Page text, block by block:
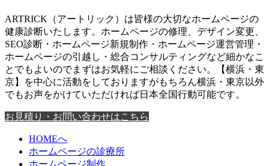
ARTRICK（アートリック）は皆様の大切なホームページの
健康診断いたします。ホームページの修理、デザイン変更、
SEO診断・ホームページ新規制作・ホームページ運営管理・
ホームページの引越し・総合コンサルティングなど細かなこ
とでもよいのでまずはお気軽にご相談ください。【横浜・東
京】を中心に活動をしておりますがもちろん横浜・東京以外
でもお声をかけていただければ日本全国行動可能です。
お見積り・お問い合わせはこちら
HOMEへ
ホームページの診療所
ホームページ制作